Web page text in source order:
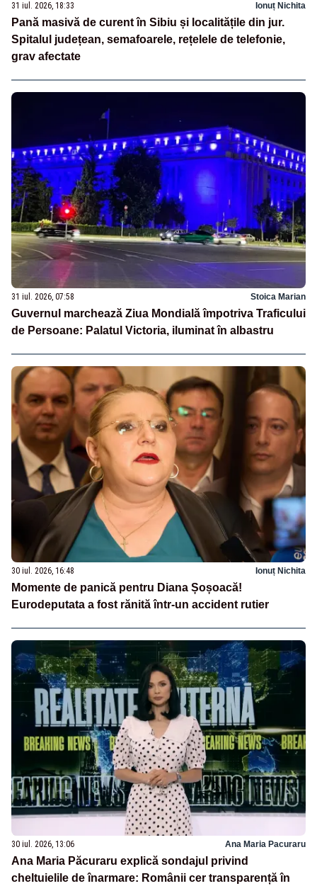
31 iul. 2026, 18:33 Ionuț Nichita
Pană masivă de curent în Sibiu și localitățile din jur.
Spitalul județean, semafoarele, rețelele de telefonie,
grav afectate
31 iul. 2026, 07:58 Stoica Marian
Guvernul marchează Ziua Mondială împotriva Traficului
de Persoane: Palatul Victoria, iluminat în albastru
30 iul. 2026, 16:48 Ionuț Nichita
Momente de panică pentru Diana Șoșoacă!
Eurodeputata a fost rănită într-un accident rutier
30 iul. 2026, 13:06 Ana Maria Pacuraru
Ana Maria Păcuraru explică sondajul privind
cheltuielile de înarmare: Românii cer transparență în